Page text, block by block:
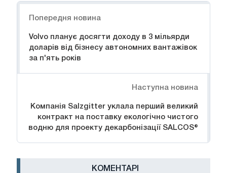
Попередня новина
Volvo планує досягти доходу в 3 мільярди
доларів від бізнесу автономних вантажівок
за п'ять років
Наступна новина
Компанія Salzgitter уклала перший великий
контракт на поставку екологічно чистого
водню для проекту декарбонізації SALCOS®
КОМЕНТАРІ